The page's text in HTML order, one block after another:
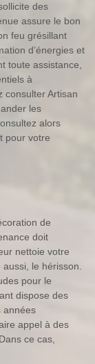
des
assure le bon
feu grésillant
d’énergies et
toute assistance,
à
consulter Artisan
les
alors
pour votre
de
doit
nettoie votre
aussi, le hérisson.
pour le
dispose des
années
appel à des
ce cas,